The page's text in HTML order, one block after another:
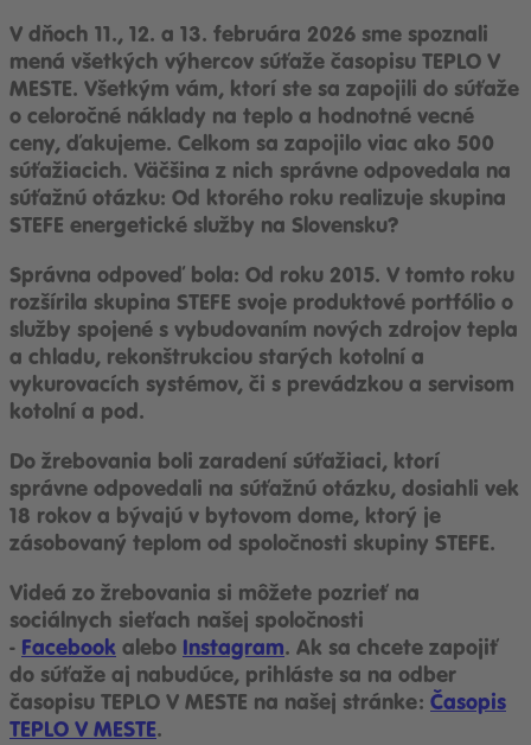
V dňoch 11., 12. a 13. februára 2026 sme spoznali
mená všetkých výhercov súťaže časopisu TEPLO V
MESTE. Všetkým vám, ktorí ste sa zapojili do súťaže
o celoročné náklady na teplo a hodnotné vecné
ceny, ďakujeme. Celkom sa zapojilo viac ako 500
súťažiacich. Väčšina z nich správne odpovedala na
súťažnú otázku: Od ktorého roku realizuje skupina
STEFE energetické služby na Slovensku?
Správna odpoveď bola: Od roku 2015. V tomto roku
rozšírila skupina STEFE svoje produktové portfólio o
služby spojené s vybudovaním nových zdrojov tepla
a chladu, rekonštrukciou starých kotolní a
vykurovacích systémov, či s prevádzkou a servisom
kotolní a pod.
Do žrebovania boli zaradení súťažiaci, ktorí
správne odpovedali na súťažnú otázku, dosiahli vek
18 rokov a bývajú v bytovom dome, ktorý je
zásobovaný teplom od spoločnosti skupiny STEFE.
Videá zo žrebovania si môžete pozrieť na
sociálnych sieťach našej spoločnosti
- Facebook alebo Instagram. Ak sa chcete zapojiť
do súťaže aj nabudúce, prihláste sa na odber
časopisu TEPLO V MESTE na našej stránke: Časopis
TEPLO V MESTE.